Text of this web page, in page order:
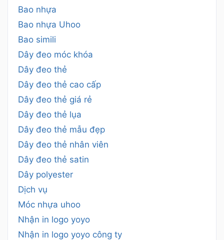
Bao nhựa
Bao nhựa Uhoo
Bao simili
Dây đeo móc khóa
Dây đeo thẻ
Dây đeo thẻ cao cấp
Dây đeo thẻ giá rẻ
Dây đeo thẻ lụa
Dây đeo thẻ mẫu đẹp
Dây đeo thẻ nhân viên
Dây đeo thẻ satin
Dây polyester
Dịch vụ
Móc nhựa uhoo
Nhận in logo yoyo
Nhận in logo yoyo công ty